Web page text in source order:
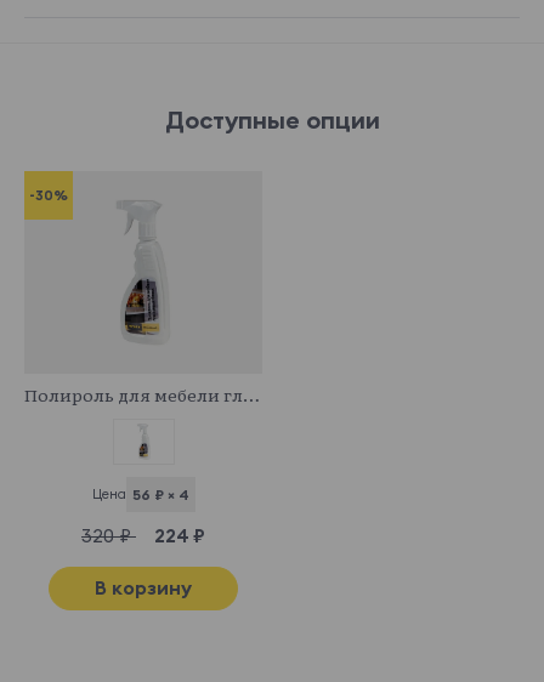
Доступные опции
-30%
Полироль для мебели глянцевый
Цена 56 ₽ × 4
320 ₽ 224 ₽
В корзину